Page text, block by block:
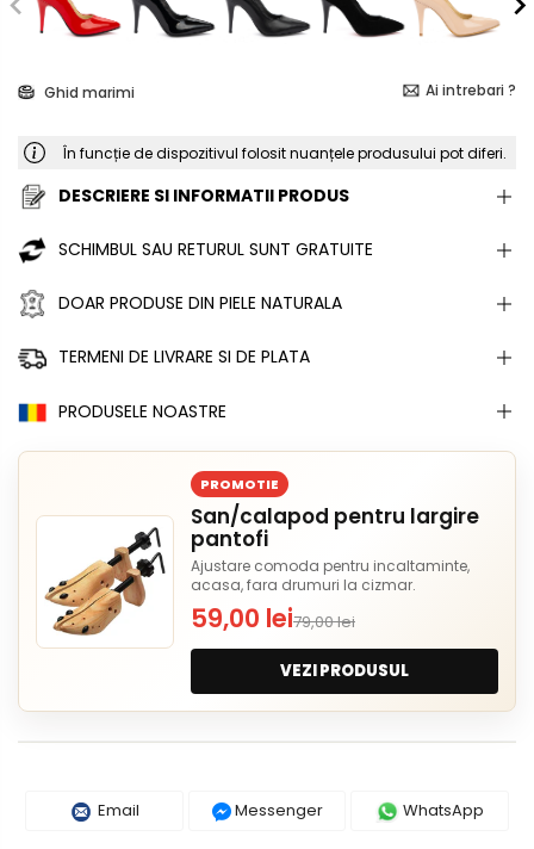
Ghid marimi Ai intrebari ?
În funcție de dispozitivul folosit nuanțele produsului pot diferi.
DESCRIERE SI INFORMATII PRODUS
SCHIMBUL SAU RETURUL SUNT GRATUITE
DOAR PRODUSE DIN PIELE NATURALA
TERMENI DE LIVRARE SI DE PLATA
PRODUSELE NOASTRE
PROMOTIE
San/calapod pentru largire
pantofi
Ajustare comoda pentru incaltaminte,
acasa, fara drumuri la cizmar.
59,00 lei79,00 lei
VEZI PRODUSUL
Email Messenger WhatsApp